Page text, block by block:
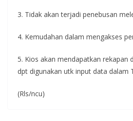
3. Tidak akan terjadi penebusan
4. Kemudahan dalam mengakses
5. Kios akan mendapatkan rekapan
dpt digunakan utk input data dalam
(Rls/ncu)